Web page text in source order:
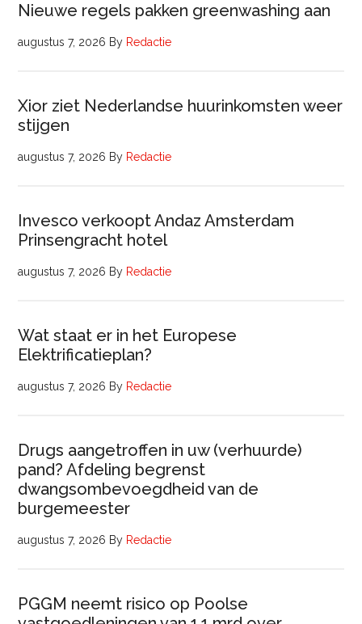
Nieuwe regels pakken greenwashing aan
augustus 7, 2026 By Redactie
Xior ziet Nederlandse huurinkomsten weer
stijgen
augustus 7, 2026 By Redactie
Invesco verkoopt Andaz Amsterdam
Prinsengracht hotel
augustus 7, 2026 By Redactie
Wat staat er in het Europese
Elektrificatieplan?
augustus 7, 2026 By Redactie
Drugs aangetroffen in uw (verhuurde)
pand? Afdeling begrenst
dwangsombevoegdheid van de
burgemeester
augustus 7, 2026 By Redactie
PGGM neemt risico op Poolse